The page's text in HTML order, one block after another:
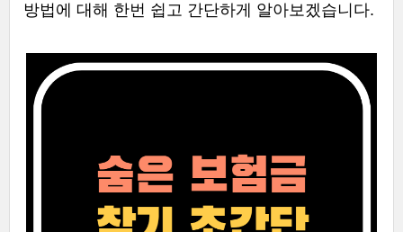
방법에 대해 한번 쉽고 간단하게 알아보겠습니다.